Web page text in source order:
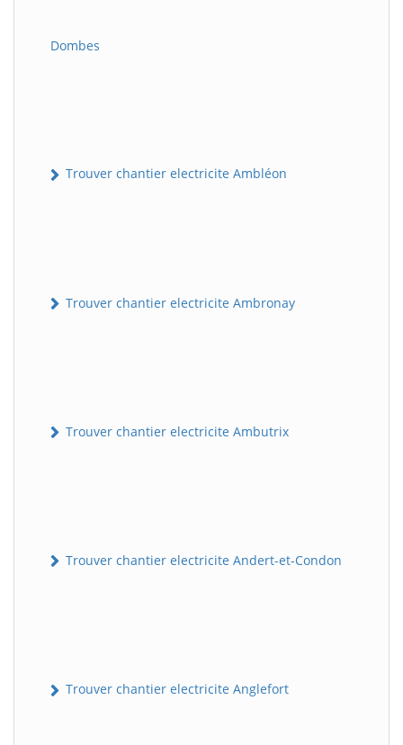
Dombes
Trouver chantier electricite Ambléon
Trouver chantier electricite Ambronay
Trouver chantier electricite Ambutrix
Trouver chantier electricite Andert-et-Condon
Trouver chantier electricite Anglefort